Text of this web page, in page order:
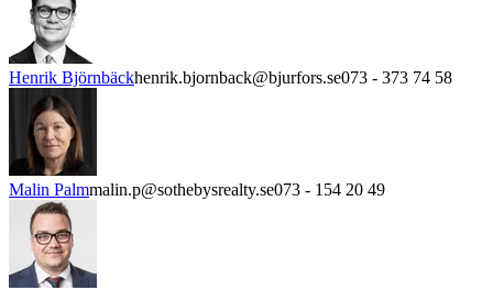
Henrik Björnbäckhenrik.bjornback@bjurfors.se073 - 373 74 58
Malin Palmmalin.p@sothebysrealty.se073 - 154 20 49